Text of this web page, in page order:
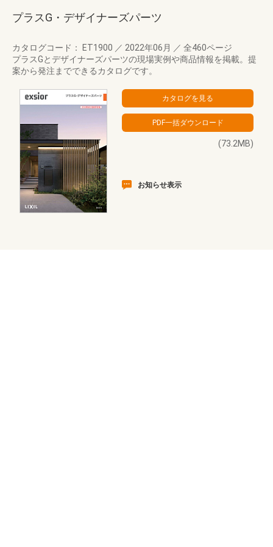
プラスG・デザイナーズパーツ
カタログコード： ET1900 ／ 2022年06月 ／ 全460ページ
プラスGとデザイナーズパーツの現場実例や商品情報を掲載。提
案から発注までできるカタログです。
(73.2MB)
お知らせ表示